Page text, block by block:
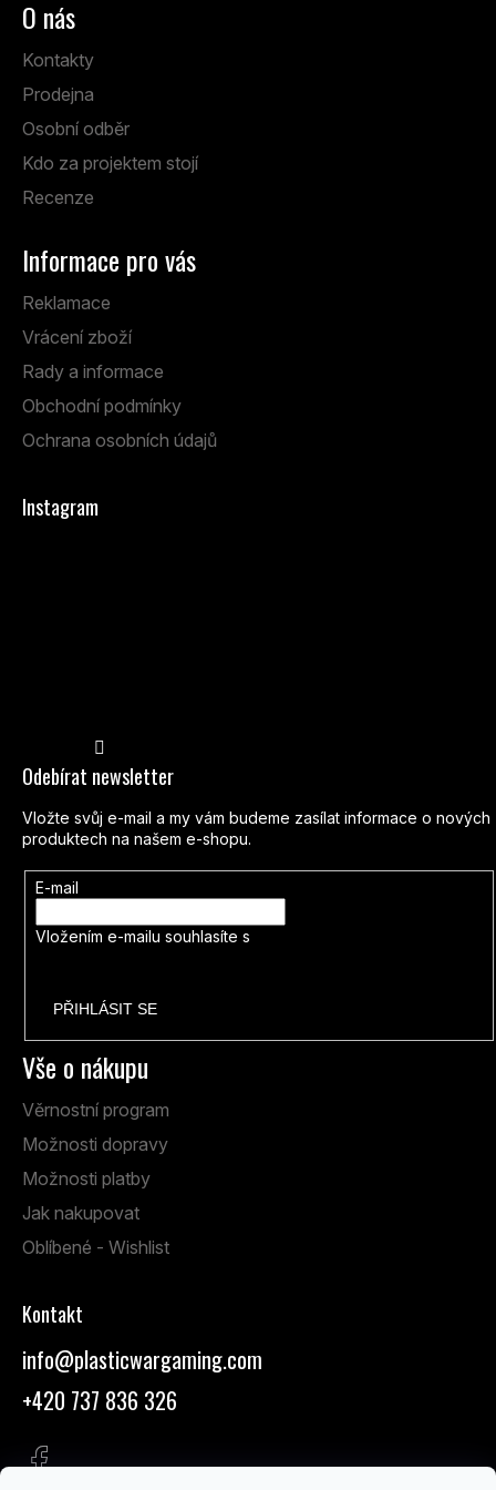
Vše o nákupu
Věrnostní program
Možnosti dopravy
Možnosti platby
Jak nakupovat
Oblíbené - Wishlist
O nás
Kontakty
Prodejna
Osobní odběr
Kdo za projektem stojí
Recenze
Kontakt
info@plasticwargaming.com
+420 737 836 326
Informace pro vás
Reklamace
Vrácení zboží
Rady a informace
Obchodní podmínky
Ochrana osobních údajů
Instagram
Odebírat newsletter
Vložte svůj e-mail a my vám budeme zasílat informace o nových
produktech na našem e-shopu.
E-mail
Vložením e-mailu souhlasíte s
PŘIHLÁSIT SE